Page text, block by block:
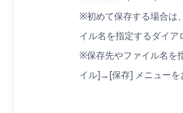
※初めて保存する場合は
イル名を指定するダイア
※保存先やファイル名を
イル]→[保存] メニューを